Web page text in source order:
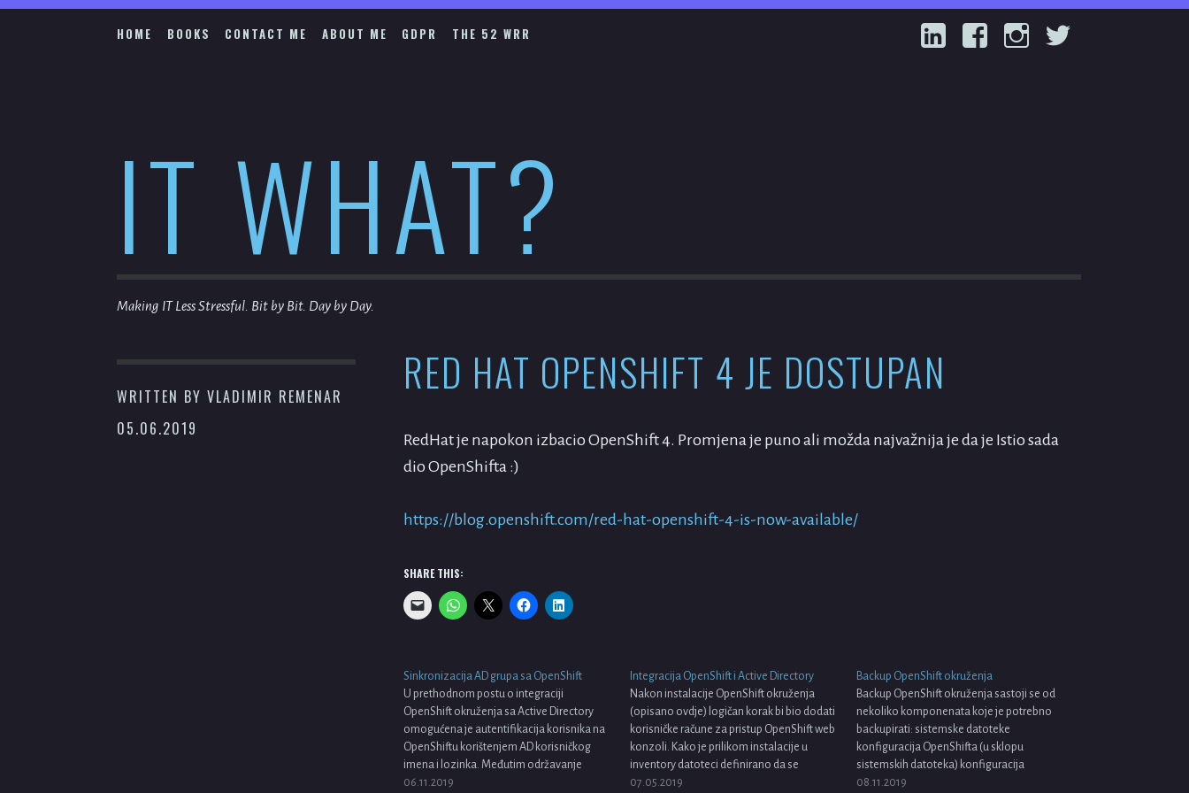
Skip
to
LinkedInFacebookInstagram
HOME BOOKS CONTACT ME ABOUT ME GDPR THE 52 WRR
IT WHAT?
Making IT Less Stressful. Bit by Bit. Day by Day.
WRITTEN BY VLADIMIR REMENAR
05.06.2019
RED HAT OPENSHIFT 4 JE DOSTUPAN
RedHat je napokon izbacio OpenShift 4. Promjena je puno ali možda najvažnija je da je Istio sada
dio OpenShifta :)
https://blog.openshift.com/red-hat-openshift-4-is-now-available/
SHARE THIS:
Sinkronizacija AD grupa sa OpenShift
U prethodnom postu o integraciji
OpenShift okruženja sa Active Directory
omogućena je autentifikacija korisnika na
OpenShiftu korištenjem AD korisničkog
imena i lozinka. Međutim održavanje
sustava dodavanjem pojedinačnih prava
06.11.2019
Integracija OpenShift i Active Directory
Nakon instalacije OpenShift okruženja
(opisano ovdje) logičan korak bi bio dodati
korisničke račune za pristup OpenShift web
konzoli. Kako je prilikom instalacije u
inventory datoteci definirano da se
inicijalno korisničkim računima upravlja iz
07.05.2019
Backup OpenShift okruženja
Backup OpenShift okruženja sastoji se od
nekoliko komponenata koje je potrebno
backupirati: sistemske datoteke
konfiguracija OpenShifta (u sklopu
sistemskih datoteka) konfiguracija
projekata (deployment config, service, tj.
08.11.2019